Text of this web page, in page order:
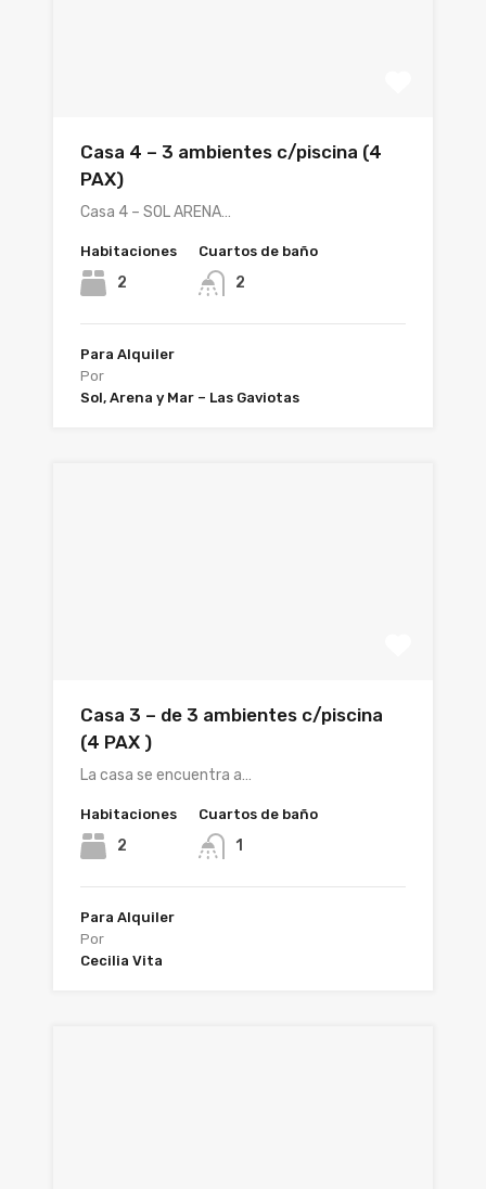
Casa 4 – 3 ambientes c/piscina (4
PAX)
Casa 4 – SOL ARENA…
Habitaciones
2
Cuartos de baño
2
Para Alquiler
Por
Sol, Arena y Mar – Las Gaviotas
Casa 3 – de 3 ambientes c/piscina
(4 PAX )
La casa se encuentra a…
Habitaciones
2
Cuartos de baño
1
Para Alquiler
Por
Cecilia Vita